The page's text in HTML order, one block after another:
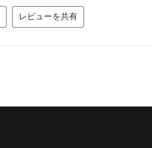
レビューを共有